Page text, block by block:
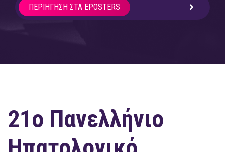
ΠΕΡΙΉΓΗΣΗ ΣΤΑ EPOSTERS
21ο Πανελλήνιο